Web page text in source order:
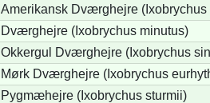
Amerikansk Dværghejre (Ixobrychus
Dværghejre (Ixobrychus minutus)
Okkergul Dværghejre (Ixobrychus
Mørk Dværghejre (Ixobrychus
Pygmæhejre (Ixobrychus sturmii)